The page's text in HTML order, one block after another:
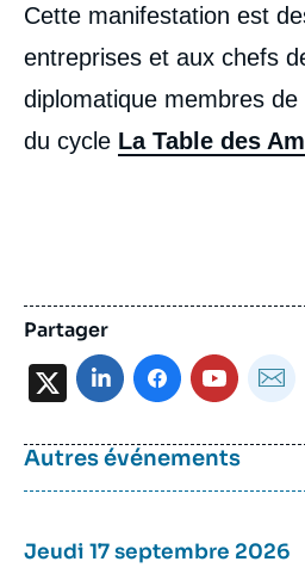
Cette manifestation est
entreprises et aux chefs
diplomatique membres
du cycle La Table des
Partager
X
Autres événements
Jeudi 17 septembre 2026